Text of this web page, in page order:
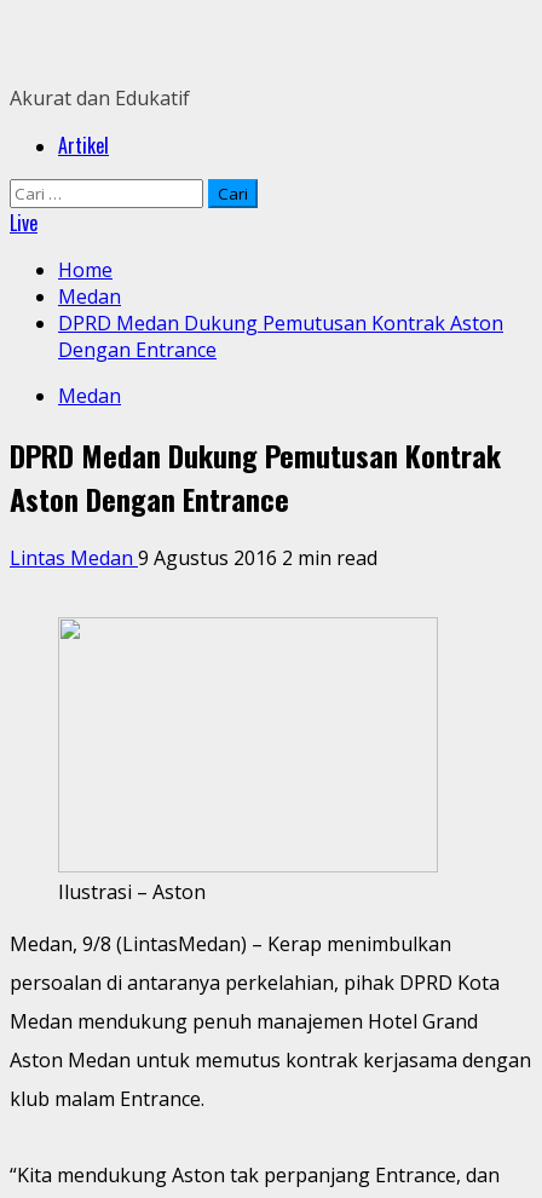
Akurat dan Edukatif
PrimaryArtikel
Cari
untuk:
Live
Home
Medan
DPRD Medan Dukung Pemutusan Kontrak Aston
Dengan Entrance
Medan
DPRD Medan Dukung Pemutusan Kontrak
Aston Dengan Entrance
Lintas Medan 9 Agustus 2016 2 min read
Ilustrasi – Aston
Medan, 9/8 (LintasMedan) – Kerap menimbulkan
persoalan di antaranya perkelahian, pihak DPRD Kota
Medan mendukung penuh manajemen Hotel Grand
Aston Medan untuk memutus kontrak kerjasama dengan
klub malam Entrance.
“Kita mendukung Aston tak perpanjang Entrance, dan